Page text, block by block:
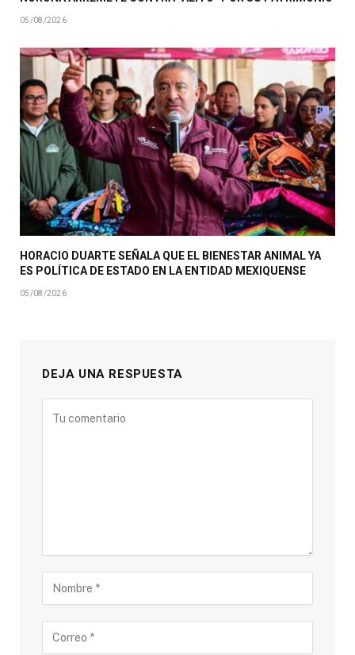
05/08/2026
HORACIO DUARTE SEÑALA QUE EL BIENESTAR ANIMAL YA
ES POLÍTICA DE ESTADO EN LA ENTIDAD MEXIQUENSE
05/08/2026
DEJA UNA RESPUESTA